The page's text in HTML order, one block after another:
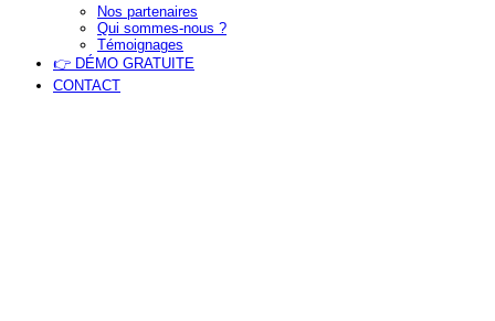
Nos partenaires
Qui sommes-nous ?
Témoignages
👉 DÉMO GRATUITE
CONTACT